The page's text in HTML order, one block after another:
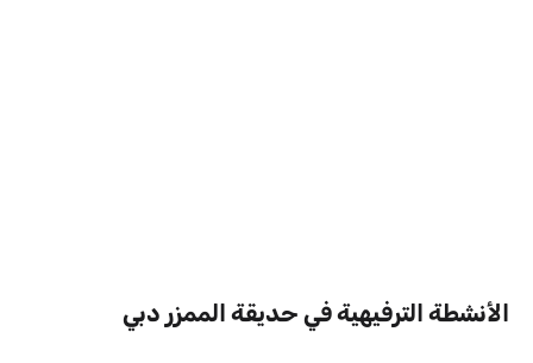
الأنشطة الترفيهية في حديقة الممزر دبي